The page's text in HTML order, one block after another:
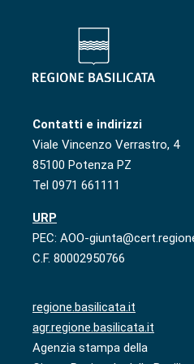
Contatti e indirizzi
Viale Vincenzo Verrastro, 4
85100 Potenza PZ
Tel 0971 661111
URP
PEC: AOO-
C.F. 80002950766
regione.basilicata.it
agr.regione.basilicata.it
Agenzia stampa della